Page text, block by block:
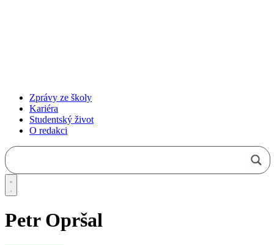
Zprávy ze školy
Kariéra
Studentský život
O redakci
Petr Opršal